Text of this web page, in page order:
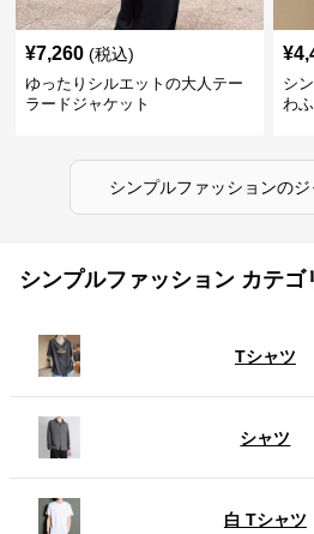
¥7,260 (税込)
ゆったりシルエットの大人テー
ラードジャケット
¥
シ
わ
シンプルファッションのジ
シンプルファッション カテゴ
Tシャツ
シャツ
白 Tシャツ